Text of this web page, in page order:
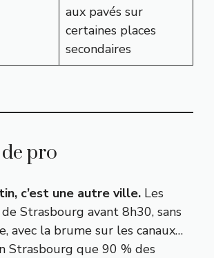
aux pavés sur
certaines places
secondaires
pro
c’est une autre ville. Les
Strasbourg avant 8h30, sans
avec la brume sur les canaux…
Strasbourg que 90 % des